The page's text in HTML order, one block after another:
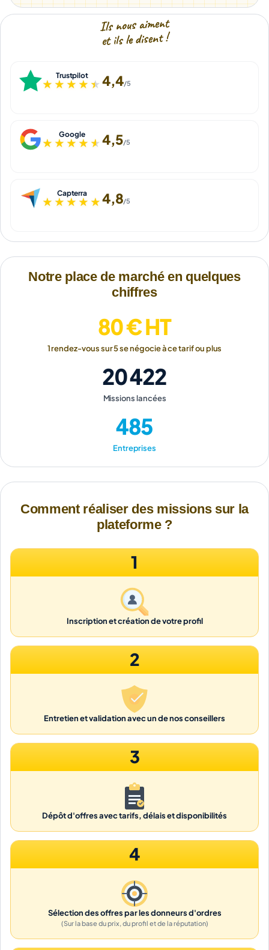
Ils nous aiment
et ils le disent !
Trustpilot
★★★★★
★★★★★ 4,4/5
Google
★★★★★
★★★★★ 4,5/5
Capterra
★★★★★
★★★★★4,8/5
Notre place de marché en quelques
chiffres
80 € HT
1 rendez-vous sur 5 se négocie à ce tarif ou plus
20 422
Missions lancées
485
Entreprises
Comment réaliser des missions sur la
plateforme ?
1
Inscription et création de votre profil
2
Entretien et validation avec un de nos conseillers
3
Dépôt d'offres avec tarifs, délais et disponibilités
4
Sélection des offres par les donneurs d'ordres
(Sur la base du prix, du profil et de la réputation)